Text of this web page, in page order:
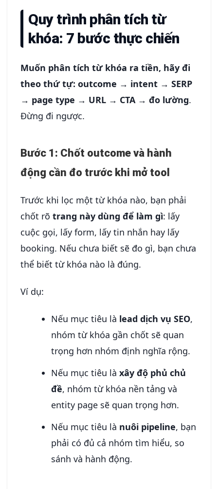
Quy trình phân tích từ
khóa: 7 bước thực chiến
Muốn phân tích từ khóa ra tiền, hãy đi
theo thứ tự: outcome → intent → SERP
→ page type → URL → CTA → đo lường.
Đừng đi ngược.
Bước 1: Chốt outcome và hành
động cần đo trước khi mở tool
Trước khi lọc một từ khóa nào, bạn phải
chốt rõ trang này dùng để làm gì: lấy
cuộc gọi, lấy form, lấy tin nhắn hay lấy
booking. Nếu chưa biết sẽ đo gì, bạn chưa
thể biết từ khóa nào là đúng.
Ví dụ:
Nếu mục tiêu là lead dịch vụ SEO,
nhóm từ khóa gần chốt sẽ quan
trọng hơn nhóm định nghĩa rộng.
Nếu mục tiêu làxây độ phủ chủ
đề, nhóm từ khóa nền tảng và
entity page sẽ quan trọng hơn.
Nếu mục tiêu là nuôi pipeline, bạn
phải có đủ cả nhóm tìm hiểu, so
sánh và hành động.